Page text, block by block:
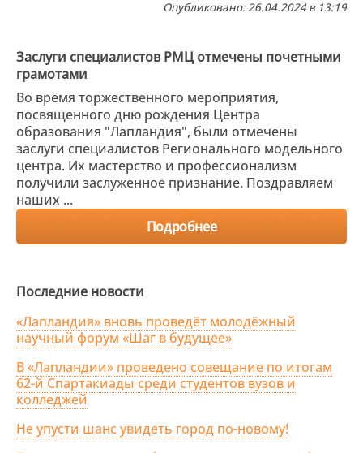
Опубликовано: 26.04.2024 в 13:19
Заслуги специалистов РМЦ отмечены почетными
грамотами
Во время торжественного мероприятия,
посвященного дню рождения Центра
образования "Лапландия", были отмечены
заслуги специалистов Регионального модельного
центра. Их мастерство и профессионализм
получили заслуженное признание. Поздравляем
наших ...
Подробнее
Последние новости
«Лапландия» вновь проведёт молодёжный
научный форум «Шаг в будущее»
В «Лапландии» проведено совещание по итогам
62-й Спартакиады среди студентов вузов и
колледжей
Не упусти шанс увидеть город по-новому!